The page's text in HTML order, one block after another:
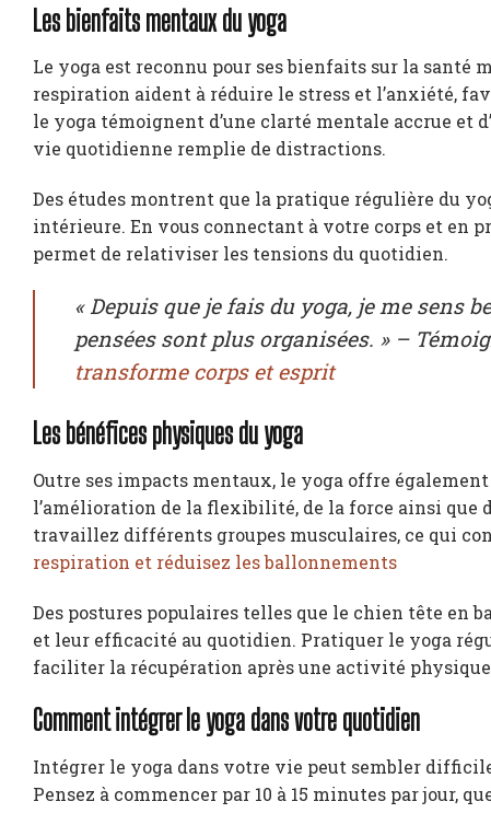
Les bienfaits mentaux du yoga
Le yoga est reconnu pour ses bienfaits sur la santé
respiration aident à réduire le stress et l’anxiété,
le yoga témoignent d’une clarté mentale accrue et
vie quotidienne remplie de distractions.
Des études montrent que la pratique régulière du
intérieure. En vous connectant à votre corps et en
permet de relativiser les tensions du quotidien.
« Depuis que je fais du yoga, je me sens
pensées sont plus organisées. » –
transforme corps et esprit
Les bénéfices physiques du yoga
Outre ses impacts mentaux, le yoga offre
l’amélioration de la flexibilité, de la force ainsi que
travaillez différents groupes musculaires, ce qui
respiration et réduisez les ballonnements
Des postures populaires telles que le chien tête en
et leur efficacité au quotidien. Pratiquer le yoga
faciliter la récupération après une activité
Comment intégrer le yoga dans votre quotidien
Intégrer le yoga dans votre vie peut sembler
Pensez à commencer par 10 à 15 minutes par jour,